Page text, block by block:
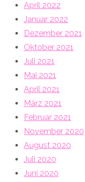
April 2022
Januar 2022
Dezember 2021
Oktober 2021
Juli 2021
Mai 2021
April 2021
März 2021
Februar 2021
November 2020
August 2020
Juli 2020
Juni 2020